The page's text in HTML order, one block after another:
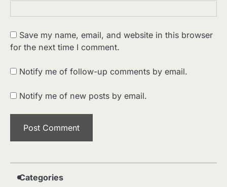
Save my name, email, and website in this browser
for the next time I comment.
Notify me of follow-up comments by email.
Notify me of new posts by email.
Categories
2
Sonaley Jain
3
The Last Command (1928) Review
Sonaley Jain
के पहले सपने को परदे पर उतारा? — Viva